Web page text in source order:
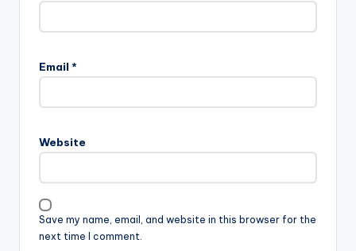
Email *
Website
Save my name, email, and website in this browser for the
next time I comment.